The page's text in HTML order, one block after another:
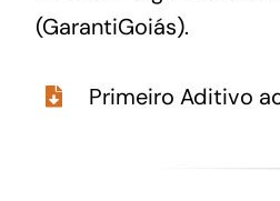
(GarantiGoiás).
Primeiro Aditivo